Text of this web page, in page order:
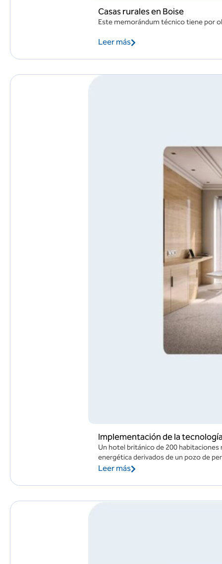
Casas rurales en Boise
Este memorándum técnico tiene por
Leer más
Implementación de la
Un hotel británico de 200
energética derivados de un pozo de
Leer más